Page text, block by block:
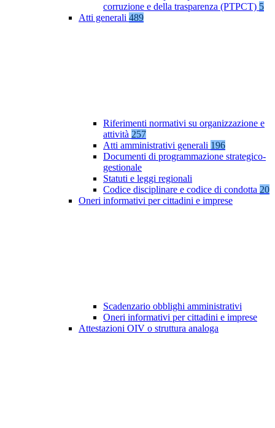
corruzione e della trasparenza (PTPCT) 5
Atti generali 489
Riferimenti normativi su organizzazione e
attività 257
Atti amministrativi generali 196
Documenti di programmazione strategico-
gestionale
Statuti e leggi regionali
Codice disciplinare e codice di condotta 20
Oneri informativi per cittadini e imprese
Scadenzario obblighi amministrativi
Oneri informativi per cittadini e imprese
Attestazioni OIV o struttura analoga